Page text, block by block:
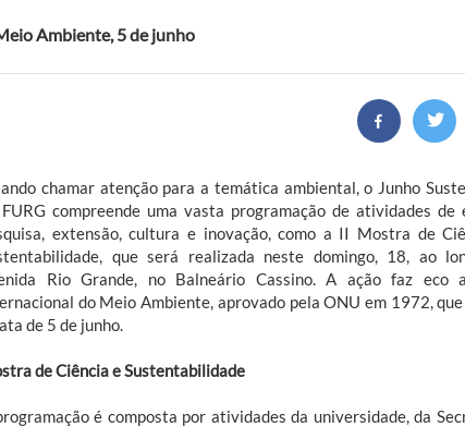
Ambiente, 5 de junho
chamar atenção para a temática ambiental, o Junho
compreende uma vasta programação de atividades de
extensão, cultura e inovação, como a II Mostra de
que será realizada neste domingo, 18, ao
Rio Grande, no Balneário Cassino. A ação faz eco
do Meio Ambiente, aprovado pela ONU em 1972,
de 5 de junho.
de Ciência e Sustentabilidade
é composta por atividades da universidade, da